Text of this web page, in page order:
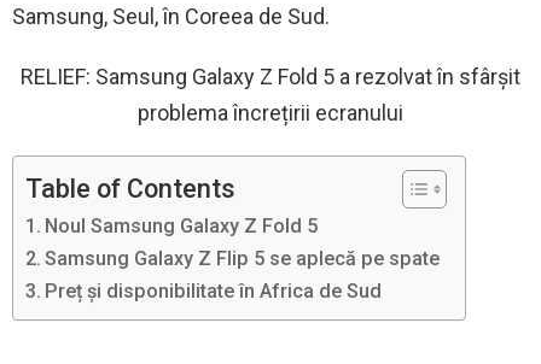
Samsung, Seul, în Coreea de Sud.
RELIEF: Samsung Galaxy Z Fold 5 a rezolvat în sfârșit
problema încrețirii ecranului
Table of Contents
Noul Samsung Galaxy Z Fold 5
Samsung Galaxy Z Flip 5 se aplecă pe spate
Preț și disponibilitate în Africa de Sud